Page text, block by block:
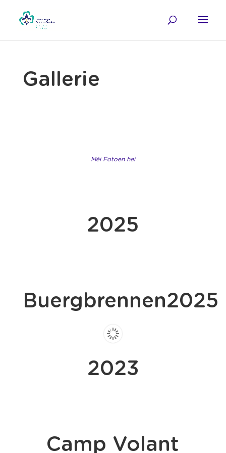
Gallerie
Méi Fotoen hei
2025
Buergbrennen2025
2023
Camp Volant